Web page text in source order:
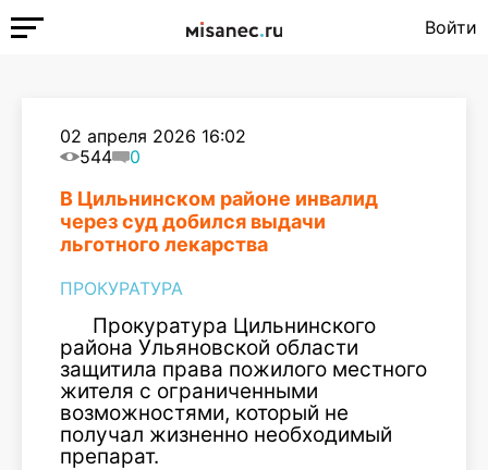
Войти
02 апреля 2026 16:02
544
0
В Цильнинском районе инвалид
через суд добился выдачи
льготного лекарства
ПРОКУРАТУРА
Прокуратура Цильнинского
района Ульяновской области
защитила права пожилого местного
жителя с ограниченными
возможностями, который не
получал жизненно необходимый
препарат.